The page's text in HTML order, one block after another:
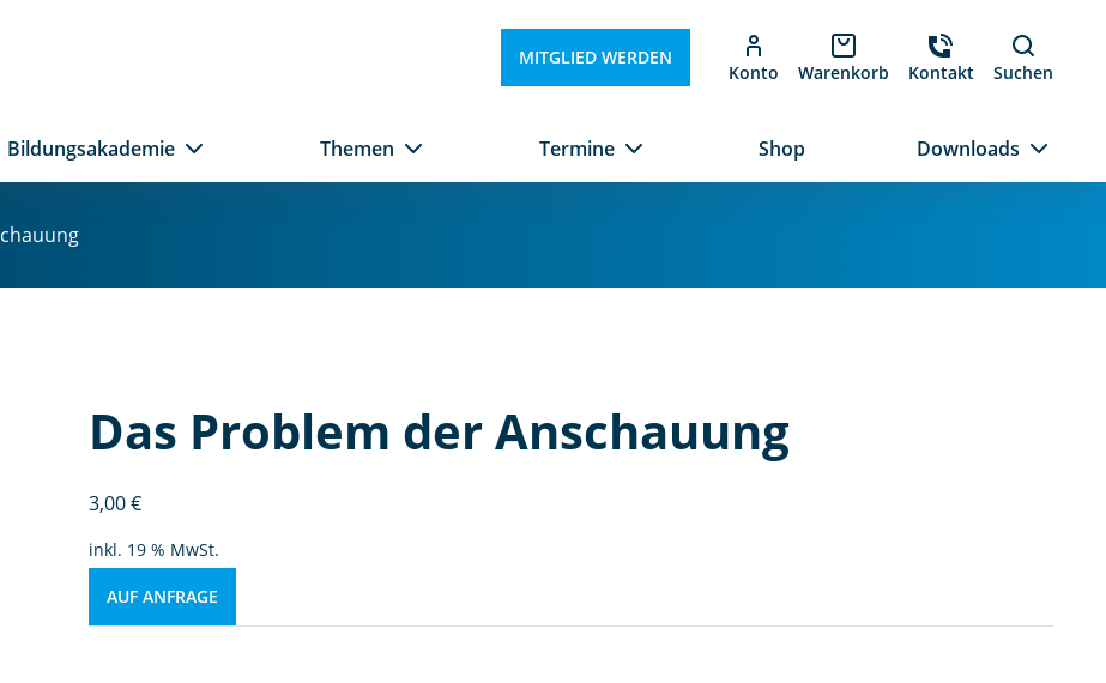
MITGLIED WERDEN
Konto Warenkorb Kontakt Suchen
Bildungsakademie Themen Termine Shop Downloads
Das Problem der Anschauung
3,00€
inkl. 19 % MwSt.
AUF ANFRAGE